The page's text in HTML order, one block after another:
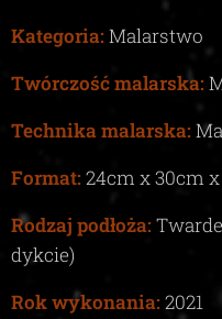
Kategoria: Malarstwo
Twórczość malarska:
Technika malarska:
Format: 24cm x30cm x
Rodzaj podłoża:
dykcie)
Rok wykonania: 2021